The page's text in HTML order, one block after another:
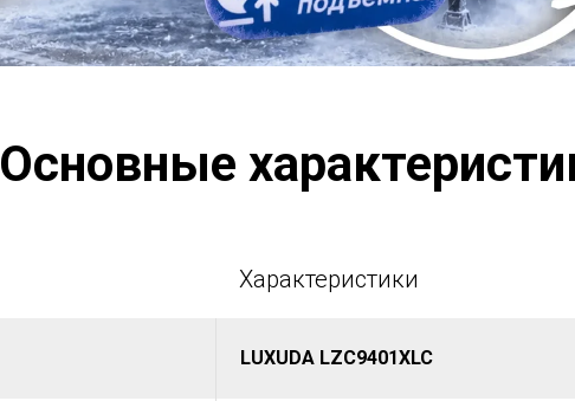
Основные
Характеристики
LUXUDA LZC9401XLC